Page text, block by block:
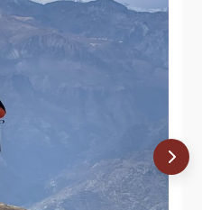
Cristi
Cristi
Gutiérrez Burgos